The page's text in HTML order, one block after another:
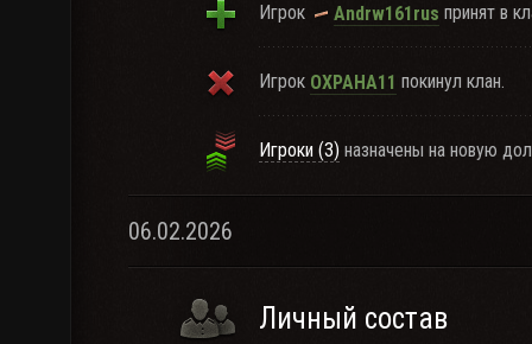
Игрок Andrw161rus принят в
Игрок OXPAHA11 покинул клан.
Игроки (3) назначены на новую
06.02.2026
Личный состав